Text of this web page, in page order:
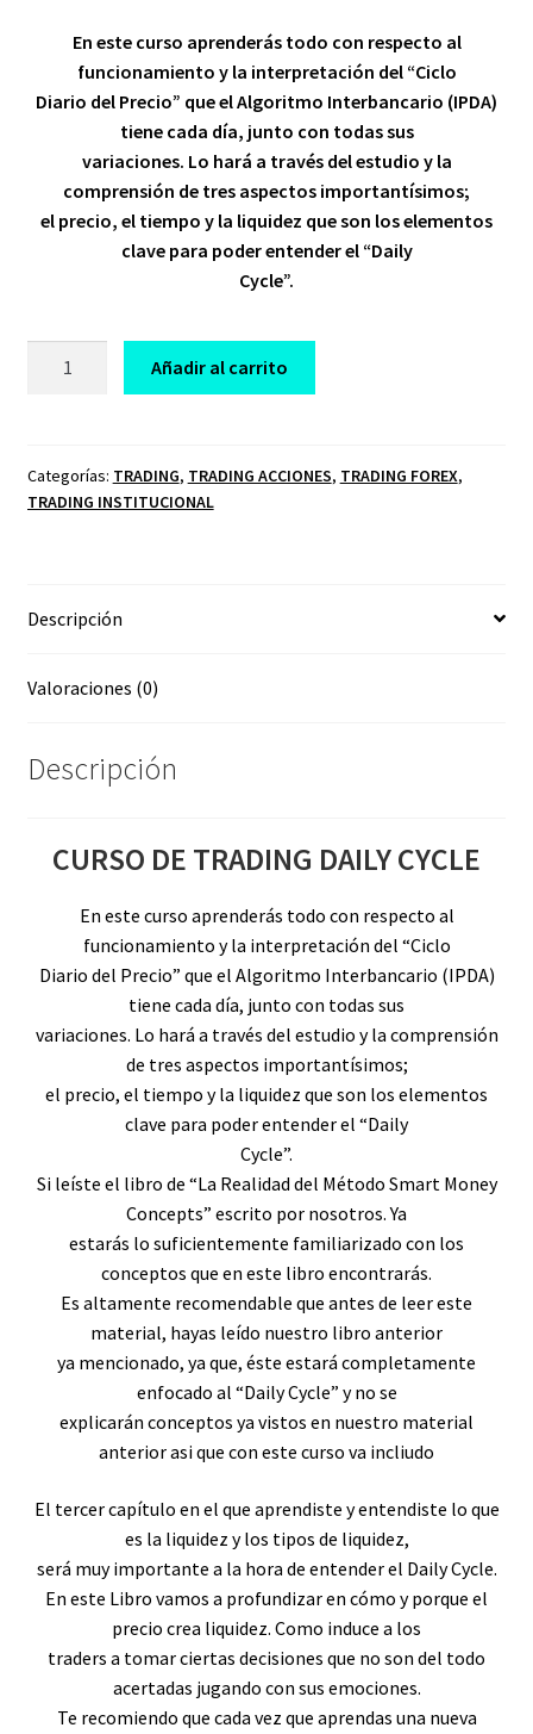
was:
$ 449,00.
is:
$ 20,00.
En este curso aprenderás todo con respecto al
funcionamiento y la interpretación del “Ciclo
Diario del Precio” que el Algoritmo Interbancario (IPDA)
tiene cada día, junto con todas sus
variaciones. Lo hará a través del estudio y la
comprensión de tres aspectos importantísimos;
el precio, el tiempo y la liquidez que son los elementos
clave para poder entender el “Daily
Cycle”.
CYCLE
cantidad
Añadir al carrito
Categorías: TRADING, TRADING ACCIONES, TRADING FOREX,
TRADING INSTITUCIONAL
Descripción
Valoraciones (0)
Descripción
CURSO DE TRADING DAILY CYCLE
En este curso aprenderás todo con respecto al
funcionamiento y la interpretación del “Ciclo
Diario del Precio” que el Algoritmo Interbancario (IPDA)
tiene cada día, junto con todas sus
variaciones. Lo hará a través del estudio y la comprensión
de tres aspectos importantísimos;
el precio, el tiempo y la liquidez que son los elementos
clave para poder entender el “Daily
Cycle”.
Si leíste el libro de “La Realidad del Método Smart Money
Concepts” escrito por nosotros. Ya
estarás lo suficientemente familiarizado con los
conceptos que en este libro encontrarás.
Es altamente recomendable que antes de leer este
material, hayas leído nuestro libro anterior
ya mencionado, ya que, éste estará completamente
enfocado al “Daily Cycle” y no se
explicarán conceptos ya vistos en nuestro material
anterior asi que con este curso va incliudo
El tercer capítulo en el que aprendiste y entendiste lo que
es la liquidez y los tipos de liquidez,
será muy importante a la hora de entender el Daily Cycle.
En este Libro vamos a profundizar en cómo y porque el
precio crea liquidez. Como induce a los
traders a tomar ciertas decisiones que no son del todo
acertadas jugando con sus emociones.
Te recomiendo que cada vez que aprendas una nueva